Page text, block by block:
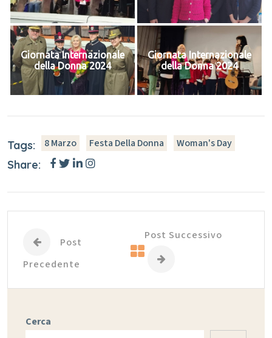
Giornata Internazionale
della Donna 2024
Giornata Internazionale
della Donna 2024
Tags: 8 Marzo Festa Della Donna Woman's Day
Share:
Post
Precedente
Post Successivo
Cerca